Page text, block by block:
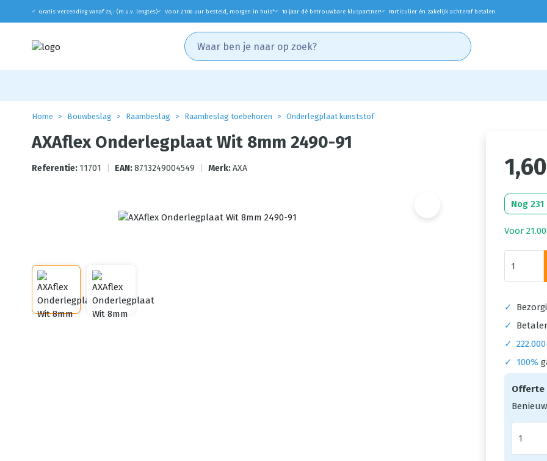
✓ Gratis verzending vanaf 75,- (m.u.v. lengtes)✓ Voor 21:00 uur besteld, morgen in huis*✓ 10 jaar dé betrouwbare kluspartner! ✓ Particulier én zakelijk achteraf betalen
Home Bouwbeslag Raambeslag Raambeslag toebehoren Onderlegplaat kunststof
AXAflex Onderlegplaat Wit 8mm 2490-91
Referentie: 11701 EAN:8713249004549 Merk:AXA 1,60
Nog
Voor
✓
✓
✓
✓
100%
Offerte